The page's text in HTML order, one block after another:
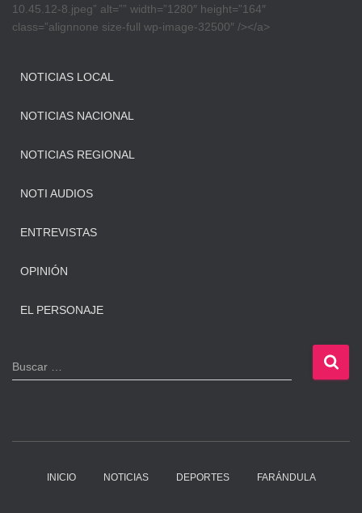
10.45.12-8.jpeg” alt=”” width=”1280″ height=”164″
class=”alignnone size-full wp-image-32500″ /></a>
NOTICIAS LOCAL
NOTICIAS NACIONAL
NOTICIAS REGIONAL
NOTI AUDIOS
ENTREVISTAS
OPINIÓN
EL PERSONAJE
B
u
Buscar …
INICIO NOTICIAS DEPORTES FARÁNDULA